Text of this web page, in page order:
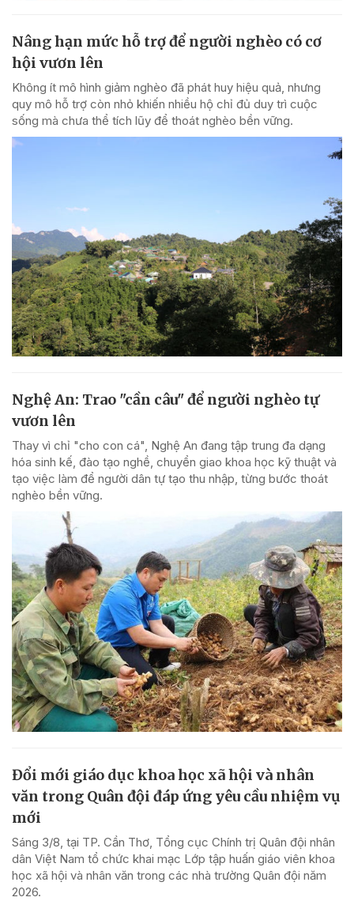
Nâng hạn mức hỗ trợ để người nghèo có cơ
hội vươn lên
Không ít mô hình giảm nghèo đã phát huy hiệu quả, nhưng
quy mô hỗ trợ còn nhỏ khiến nhiều hộ chỉ đủ duy trì cuộc
sống mà chưa thể tích lũy để thoát nghèo bền vững.
Nghệ An: Trao "cần câu" để người nghèo tự
vươn lên
Thay vì chỉ "cho con cá", Nghệ An đang tập trung đa dạng
hóa sinh kế, đào tạo nghề, chuyển giao khoa học kỹ thuật và
tạo việc làm để người dân tự tạo thu nhập, từng bước thoát
nghèo bền vững.
Đổi mới giáo dục khoa học xã hội và nhân
văn trong Quân đội đáp ứng yêu cầu nhiệm vụ
mới
Sáng 3/8, tại TP. Cần Thơ, Tổng cục Chính trị Quân đội nhân
dân Việt Nam tổ chức khai mạc Lớp tập huấn giáo viên khoa
học xã hội và nhân văn trong các nhà trường Quân đội năm
2026.